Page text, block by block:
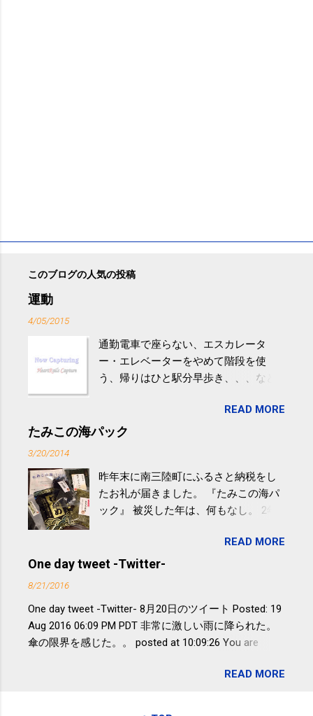
このブログの人気の投稿
運動
4/05/2015
通勤電車で座らない、エスカレータ
ー・エレベーターをやめて階段を使
う、帰りはひと駅分早歩き、、、など
やすい。 スポーツウェア・シューズで
するものだけが運動ではない。 食べ
けると改善する、との結果を筑波大の
研究チームが発表した。改善が期待で
きるのは、過度の飲酒が原因ではない
減らなくても効果があるという。 正田
教授は「汗ばむ程度の運動を毎日３０
波大「減量しなくても効果」 - ニュー
ス - アピタル（医療・健康）
READ MORE
たみこの海パック
3/20/2014
昨年末に南三陸町にふるさと納税をし
たお礼が届きました。 『たみこの海パ
ック』 被災した年は、何もなし。 2年
が『たみこの海パック』。 ボランティ
アや募金が苦手で、、、被災地の少し
全く考えていなかったので、貰えると
少しづつ復興してる感が伝わってきて
嬉しいです。 あと、ふるさと納税が節
ですが、節税になるほど稼げていない
税務局｜ふるさと納税など個人住民税
READ MORE
One day tweet -Twitter-
8/21/2016
One day tweet -Twitter- 8月20日のツイート Posted: 19
Aug 2016 06:09 PM PDT 非常に激しい雨に降られた。
傘の限界を感じた。。 posted at 10:09:26 You are
SAKUMA(@SPC_Sakuma) - Twilog . To stop receiving
READ MORE